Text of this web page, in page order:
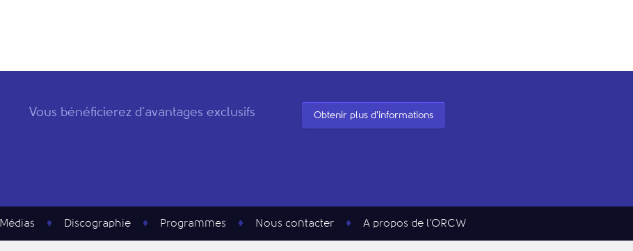
Vous bénéficierez d'avantages exclusifs Obtenir plus d'informations
Médias Discographie Programmes Nous contacter A propos de l’ORCW